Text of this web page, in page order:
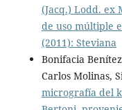
(Jacq.) Lodd. ex
de uso múltiple
(2011): Steviana
Bonifacia
Carlos Molinas,
micrografía del